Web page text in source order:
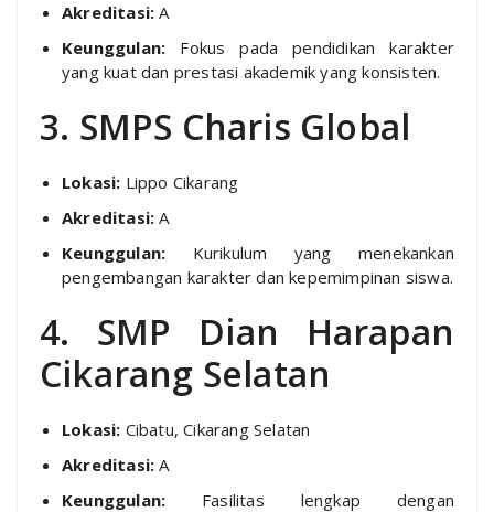
Akreditasi: A
Keunggulan: Fokus pada pendidikan karakter
yang kuat dan prestasi akademik yang konsisten.
3. SMPS Charis Global
Lokasi: Lippo Cikarang
Akreditasi: A
Keunggulan: Kurikulum yang menekankan
pengembangan karakter dan kepemimpinan siswa.
4. SMP Dian Harapan
Cikarang Selatan
Lokasi: Cibatu, Cikarang Selatan
Akreditasi: A
Keunggulan: Fasilitas lengkap dengan